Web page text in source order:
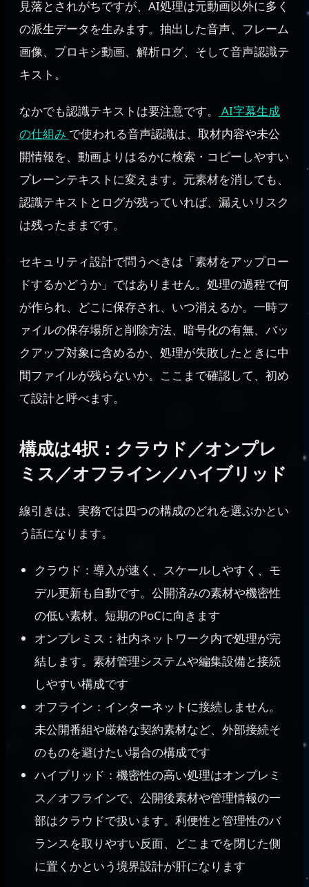
見落とされがちですが、AI処理は元動画以外に多く
の派生データを生みます。抽出した音声、フレーム
画像、プロキシ動画、解析ログ、そして音声認識テ
キスト。
なかでも認識テキストは要注意です。
AI字幕生成
の仕組み で使われる音声認識は、取材内容や未公
開情報を、動画よりはるかに検索・コピーしやすい
プレーンテキストに変えます。元素材を消しても、
認識テキストとログが残っていれば、漏えいリスク
は残ったままです。
セキュリティ設計で問うべきは「素材をアップロー
ドするかどうか」ではありません。処理の過程で何
が作られ、どこに保存され、いつ消えるか。一時フ
ァイルの保存場所と削除方法、暗号化の有無、バッ
クアップ対象に含めるか、処理が失敗したときに中
間ファイルが残らないか。ここまで確認して、初め
て設計と呼べます。
構成は4択：クラウド／オンプレ
ミス／オフライン／ハイブリッド
線引きは、実務では四つの構成のどれを選ぶかとい
う話になります。
クラウド：導入が速く、スケールしやすく、モ
デル更新も自動です。公開済みの素材や機密性
の低い素材、短期のPoCに向きます
オンプレミス：社内ネットワーク内で処理が完
結します。素材管理システムや編集設備と接続
しやすい構成です
オフライン：インターネットに接続しません。
未公開番組や厳格な契約素材など、外部接続そ
のものを避けたい場合の構成です
ハイブリッド：機密性の高い処理はオンプレミ
ス／オフラインで、公開後素材や管理情報の一
部はクラウドで扱います。利便性と管理性のバ
ランスを取りやすい反面、どこまでを閉じた側
に置くかという境界設計が肝になります